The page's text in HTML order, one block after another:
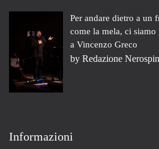
Per andare dietro a un
come la mela, ci
a Vincenzo Greco
by Redazione
Informazioni